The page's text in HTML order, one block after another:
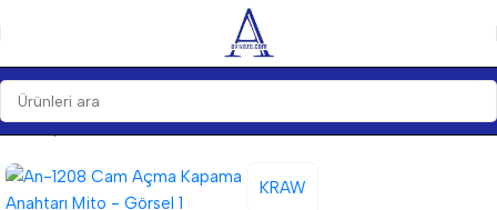
Ana Sayfa Anahtarlar Anahtarlar
KRAW